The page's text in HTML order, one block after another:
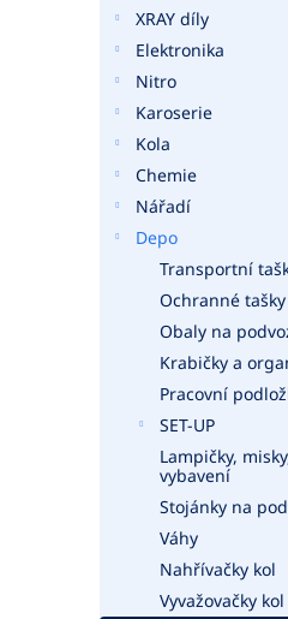
XRAY díly
Elektronika
Nitro
Karoserie
Kola
Chemie
Nářadí
Depo
Transportní
Ochranné
Obaly na
Krabičky a
Pracovní
SET-UP
Lampičky,
vybavení
Stojánky na
Váhy
Nahřívačky kol
Vyvažovačky kol